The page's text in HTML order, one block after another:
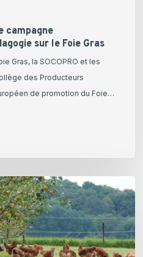
campagne
sur le Foie Gras
Gras, la SOCOPRO et les
des Producteurs
de promotion du Foie…